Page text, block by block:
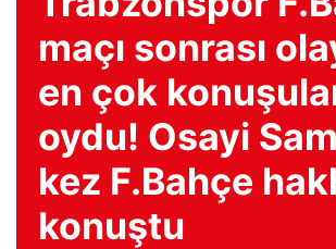
maçı sonrası
en çok
oydu! Osayi
kez F.Bahçe
konuştu